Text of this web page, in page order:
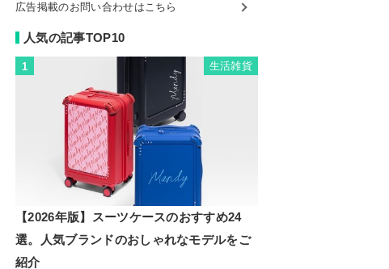
広告掲載のお問い合わせはこちら
人気の記事TOP10
1 生活雑貨
【2026年版】スーツケースのおすすめ24
選。人気ブランドのおしゃれなモデルをご
紹介